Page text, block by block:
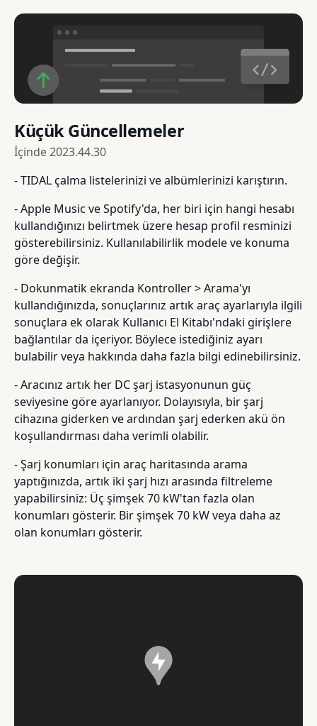
Küçük Güncellemeler
İçinde2023.44.30
- TIDAL çalma listelerinizi ve albümlerinizi karıştırın.
- Apple Music ve Spotify'da, her biri için hangi hesabı
kullandığınızı belirtmek üzere hesap profil resminizi
gösterebilirsiniz. Kullanılabilirlik modele ve konuma
göre değişir.
- Dokunmatik ekranda Kontroller > Arama'yı
kullandığınızda, sonuçlarınız artık araç ayarlarıyla ilgili
sonuçlara ek olarak Kullanıcı El Kitabı'ndaki girişlere
bağlantılar da içeriyor. Böylece istediğiniz ayarı
bulabilir veya hakkında daha fazla bilgi edinebilirsiniz.
- Aracınız artık her DC şarj istasyonunun güç
seviyesine göre ayarlanıyor. Dolayısıyla, bir şarj
cihazına giderken ve ardından şarj ederken akü ön
koşullandırması daha verimli olabilir.
- Şarj konumları için araç haritasında arama
yaptığınızda, artık iki şarj hızı arasında filtreleme
yapabilirsiniz: Üç şimşek 70 kW'tan fazla olan
konumları gösterir. Bir şimşek 70 kW veya daha az
olan konumları gösterir.